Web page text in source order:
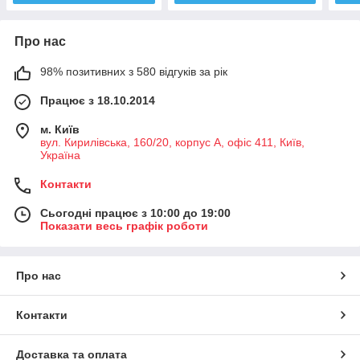
Про нас
98% позитивних з 580 відгуків за рік
Працює з 18.10.2014
м. Київ
вул. Кирилівська, 160/20, корпус А, офіс 411, Київ,
Україна
Контакти
Сьогодні працює з 10:00 до 19:00
Показати весь графік роботи
Про нас
Контакти
Доставка та оплата